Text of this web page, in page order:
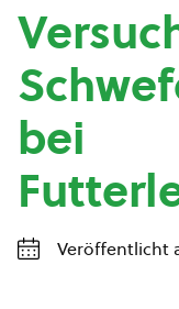
bei
Veröffentlicht